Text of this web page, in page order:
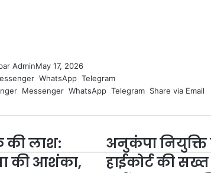
AdminMay 17, 2026
WhatsApp Telegram
Messenger WhatsApp Telegram Share via Email
की लाश:
की आशंका,
अनुकंपा
हाईकोर्ट की सख्त